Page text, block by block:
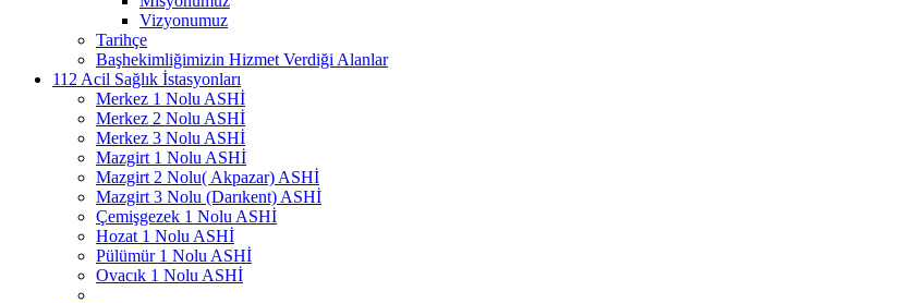
Vizyonumuz
Tarihçe
Başhekimliğimizin Hizmet Verdiği Alanlar
112 Acil Sağlık İstasyonları
Merkez 1 Nolu ASHİ
Merkez 2 Nolu ASHİ
Merkez 3 Nolu ASHİ
Mazgirt 1 Nolu ASHİ
Mazgirt 2 Nolu( Akpazar) ASHİ
Mazgirt 3 Nolu (Darıkent) ASHİ
Çemişgezek 1 Nolu ASHİ
Hozat 1 Nolu ASHİ
Pülümür 1 Nolu ASHİ
Ovacık 1 Nolu ASHİ